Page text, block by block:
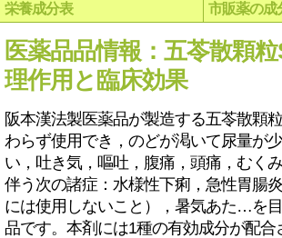
栄養成分表
市販薬の成
医薬品品情報：五苓散顆
理作用と臨床効果
阪本漢法製医薬品が製造する五苓散顆
わらず使用でき，のどが渇いて尿量が
い，吐き気，嘔吐，腹痛，頭痛，むく
伴う次の諸症：水様性下痢，急性胃腸
には使用しないこと），暑気あた…を
品です。本剤には1種の有効成分が配合